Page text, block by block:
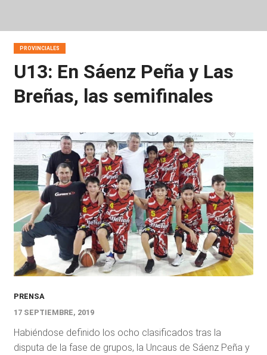
PROVINCIALES
U13: En Sáenz Peña y Las
Breñas, las semifinales
PRENSA
17 SEPTIEMBRE, 2019
Habiéndose definido los ocho clasificados tras la
disputa de la fase de grupos, la Uncaus de Sáenz Peña y